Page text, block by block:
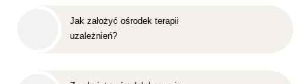
Jak założyć ośrodek terapii
uzależnień?